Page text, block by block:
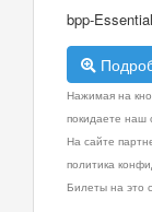
bpp-
Нажимая на
покидаете наш
На сайте
политика
Билеты на это